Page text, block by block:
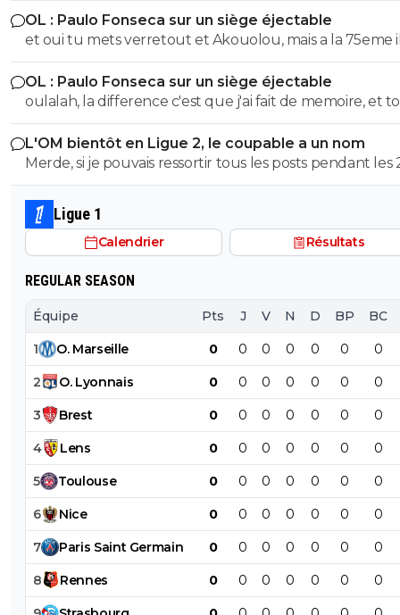
fait terminé, si on continu comme ca on va droit à la
catastrophe.
OL : Paulo Fonseca sur un siège éjectable
et oui tu mets verretout et Akouolou, mais a la 75eme
sont plus sur le terrain et tu es en position de qualifié
OL : Paulo Fonseca sur un siège éjectable
oulalah, la difference c'est que j'ai fait de memoire, et
été vérifier. 55eme donc 35 au lieu de 25, et 19eme
au lieu de 75, quel mensonge. Avocat, tu serais commis
d'office, un avocat à 2 balles. Et en plus ce n'est pas si
puisqu'au retour il y a eu 7 min de temps additionel
a joué 78 min à 10 Et encore une fois rien a voir de
quand tu dois ne pas encaisser ou que tu dois marquer. Mais
ça tu ne peux pas comprendre puisque tu n'as jamais
pieds sur un terrain
L'OM bientôt en Ligue 2, le coupable a un nom
Merde, si je pouvais ressortir tous les posts pendant les
dernieres années ou je denoncais cet imposteur ... et
insultes de ses groupies qui voulaient me faire avaler sa
semence comme eux ...
Ligue 1
Calendrier Résultats
REGULAR SEASON
Équipe Pts J V N D BP BC
1 O. Marseille 0 0 0 0 0 0 0
2 O. Lyonnais 0 0 0 0 0 0 0
3 Brest 0 0 0 0 0 0 0
4 Lens 0 0 0 0 0 0 0
5 Toulouse 0 0 0 0 0 0 0
6 Nice 0 0 0 0 0 0 0
7 Paris Saint Germain 0 0 0 0 0 0 0
8 Rennes 0 0 0 0 0 0 0